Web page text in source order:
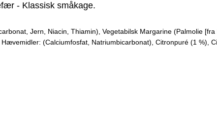
- Klassisk småkage.
Jern, Niacin, Thiamin), Vegetabilsk Margarine (Palmolie
Hævemidler: (Calciumfosfat, Natriumbicarbonat), Citronpuré (1 %),